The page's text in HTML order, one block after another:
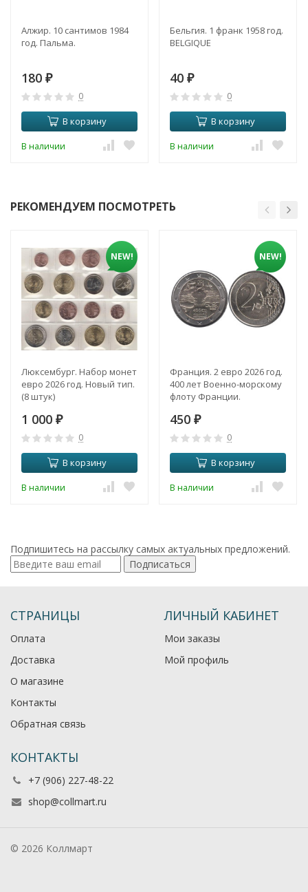
Алжир. 10 сантимов 1984
год. Пальма.
180 ₽
0
В корзину
В наличии
Бельгия. 1 франк 1958 год.
BELGIQUE
40 ₽
0
В корзину
В наличии
РЕКОМЕНДУЕМ ПОСМОТРЕТЬ
NEW!
Люксембург. Набор монет
евро 2026 год. Новый тип.
(8 штук)
1 000 ₽
0
В корзину
В наличии
NEW!
Франция. 2 евро 2026 год.
400 лет Военно-морскому
флоту Франции.
450 ₽
0
В корзину
В наличии
Подпишитесь на рассылку самых актуальных предложений.
Подписаться
СТРАНИЦЫ
Оплата
Доставка
О магазине
Контакты
Обратная связь
ЛИЧНЫЙ КАБИНЕТ
Мои заказы
Мой профиль
КОНТАКТЫ
+7 (906) 227-48-22
shop@collmart.ru
© 2026 Коллмарт